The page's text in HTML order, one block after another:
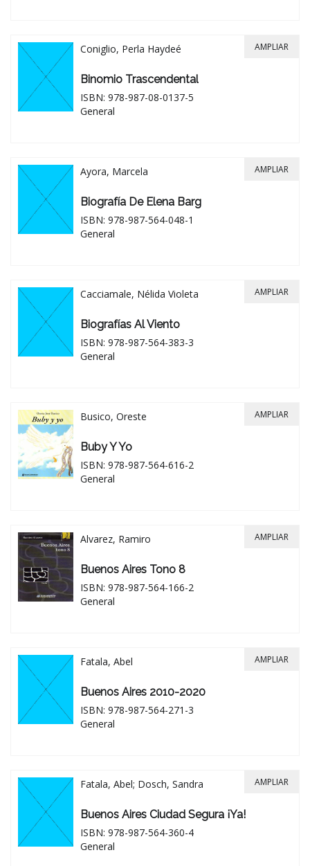
Coniglio, Perla Haydeé
Binomio Trascendental
ISBN: 978-987-08-0137-5
General
AMPLIAR
Ayora, Marcela
Biografía De Elena Barg
ISBN: 978-987-564-048-1
General
AMPLIAR
Cacciamale, Nélida Violeta
Biografías Al Viento
ISBN: 978-987-564-383-3
General
AMPLIAR
Busico, Oreste
Buby Y Yo
ISBN: 978-987-564-616-2
General
AMPLIAR
Alvarez, Ramiro
Buenos Aires Tono 8
ISBN: 978-987-564-166-2
General
AMPLIAR
Fatala, Abel
Buenos Aires 2010-2020
ISBN: 978-987-564-271-3
General
AMPLIAR
Fatala, Abel; Dosch, Sandra
Buenos Aires Ciudad Segura ¡Ya!
ISBN: 978-987-564-360-4
General
AMPLIAR